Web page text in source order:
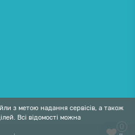
з метою надання сервісів, а також
Всі відомості можна
0